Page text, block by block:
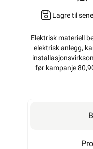
Lagre til
Elektrisk materiell
elektrisk anlegg,
før kampanje